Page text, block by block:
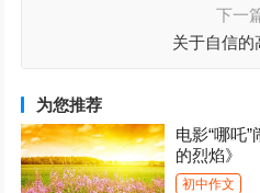
下一
关于自信的
为您推荐
电影“哪吒
的烈焰》
初中作文